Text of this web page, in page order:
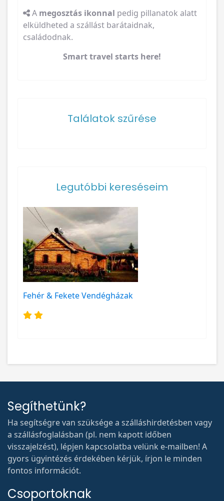
A megosztás ikonnal pedig pillanatok alatt
elküldheted a szállást barátaidnak,
családodnak.
Smart travel starts here!
Találatok szűrése
Legutóbbi kereséseim
Fehér & Fekete Vendégházak
Segíthetünk?
Ha segítségre van szüksége a szálláshirdetésben vagy
a szállásfoglalásban (pl. nem kapott időben
visszajelzést), lépjen kapcsolatba velünk e-mailben! A
gyors ügyintézés érdekében kérjük, írjon le minden
fontos információt.
Csoportoknak